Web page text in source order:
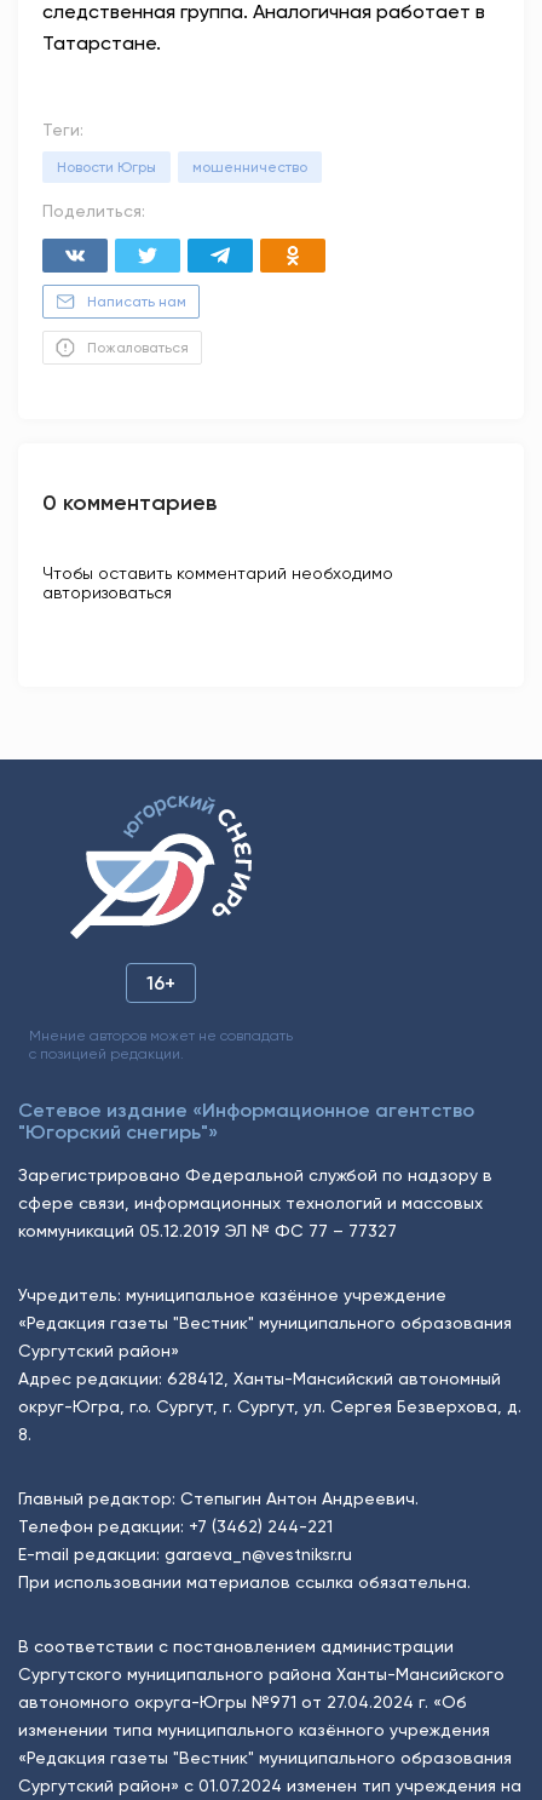
следственная группа. Аналогичная работает в
Татарстане.
Теги:
Новости Югры мошенничество
Поделиться:
Написать нам
Пожаловаться
0 комментариев
Чтобы оставить комментарий необходимо
авторизоваться
16+
Мнение авторов может не совпадать
с позицией редакции.
Сетевое издание «Информационное агентство
"Югорский снегирь"»
Зарегистрировано Федеральной службой по надзору в
сфере связи, информационных технологий и массовых
коммуникаций 05.12.2019 ЭЛ № ФС 77 – 77327
Учредитель: муниципальное казённое учреждение
«Редакция газеты "Вестник" муниципального образования
Сургутский район»
Адрес редакции: 628412, Ханты-Мансийский автономный
округ-Югра, г.о. Сургут, г. Сургут, ул. Сергея Безверхова, д.
8.
Главный редактор: Степыгин Антон Андреевич.
Телефон редакции: +7 (3462) 244-221
E-mail редакции: garaeva_n@vestniksr.ru
При использовании материалов ссылка обязательна.
В соответствии с постановлением администрации
Сургутского муниципального района Ханты-Мансийского
автономного округа-Югры №971 от 27.04.2024 г. «Об
изменении типа муниципального казённого учреждения
«Редакция газеты "Вестник" муниципального образования
Сургутский район» с 01.07.2024 изменен тип учреждения на